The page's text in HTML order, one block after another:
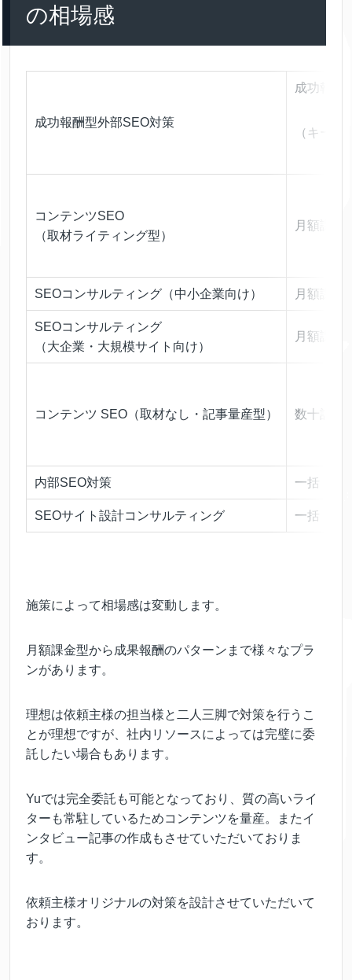
の相場感
成功報酬型外部SEO対策
成功報酬
（キー
コンテンツSEO
（取材ライティング型）
月額課金
SEOコンサルティング（中小企業向け） 月額課金
SEOコンサルティング
（大企業・大規模サイト向け）
月額課金
コンテンツ SEO（取材なし・記事量産型） 数十記事
内部SEO対策 一括
SEOサイト設計コンサルティング 一括
施策によって相場感は変動します。
月額課金型から成果報酬のパターンまで様々なプラ
ンがあります。
理想は依頼主様の担当様と二人三脚で対策を行うこ
とが理想ですが、社内リソースによっては完璧に委
託したい場合もあります。
Yuでは完全委託も可能となっており、質の高いライ
ターも常駐しているためコンテンツを量産。またイ
ンタビュー記事の作成もさせていただいておりま
す。
依頼主様オリジナルの対策を設計させていただいて
おります。